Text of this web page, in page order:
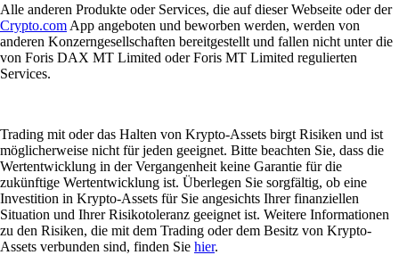
Alle anderen Produkte oder Services, die auf dieser Webseite oder der
Crypto.com App angeboten und beworben werden, werden von
anderen Konzerngesellschaften bereitgestellt und fallen nicht unter die
von Foris DAX MT Limited oder Foris MT Limited regulierten
Services.
Trading mit oder das Halten von Krypto-Assets birgt Risiken und ist
möglicherweise nicht für jeden geeignet. Bitte beachten Sie, dass die
Wertentwicklung in der Vergangenheit keine Garantie für die
zukünftige Wertentwicklung ist. Überlegen Sie sorgfältig, ob eine
Investition in Krypto-Assets für Sie angesichts Ihrer finanziellen
Situation und Ihrer Risikotoleranz geeignet ist. Weitere Informationen
zu den Risiken, die mit dem Trading oder dem Besitz von Krypto-
Assets verbunden sind, finden Sie hier.